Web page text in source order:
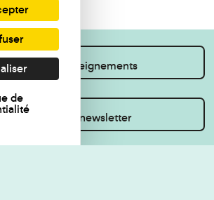
des renseignements
vous à la newsletter
de